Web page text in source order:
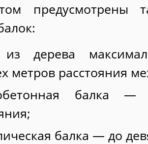
предусмотрены
из дерева
метров расстояния
балка
балка — до